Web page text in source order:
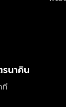
นาคิน
ที